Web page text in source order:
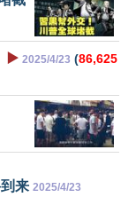
▶️ 2025/4/23 (86,625
来 2025/4/23